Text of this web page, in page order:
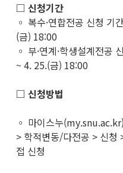
□ 신청기간
◦ 복수·연합전공 신청 기
(금) 18:00
◦ 부·연계·학생설계전공
~ 4. 25.(금) 18:00
□ 신청방법
◦ 마이스누
> 학적변동/다전공 > 신청
접 신청